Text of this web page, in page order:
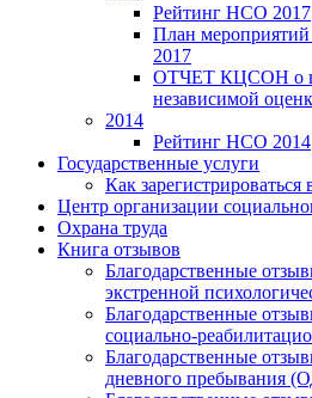
Рейтинг НСО 2017
План
2017
ОТЧЕТ КЦСОН о
независимой
2014
Рейтинг НСО 2014
Государственные услуги
Как
Центр организации
Охрана труда
Книга отзывов
Благодарственные
экстренной
Благодарственные
социально-
Благодарственные
дневного пребывания